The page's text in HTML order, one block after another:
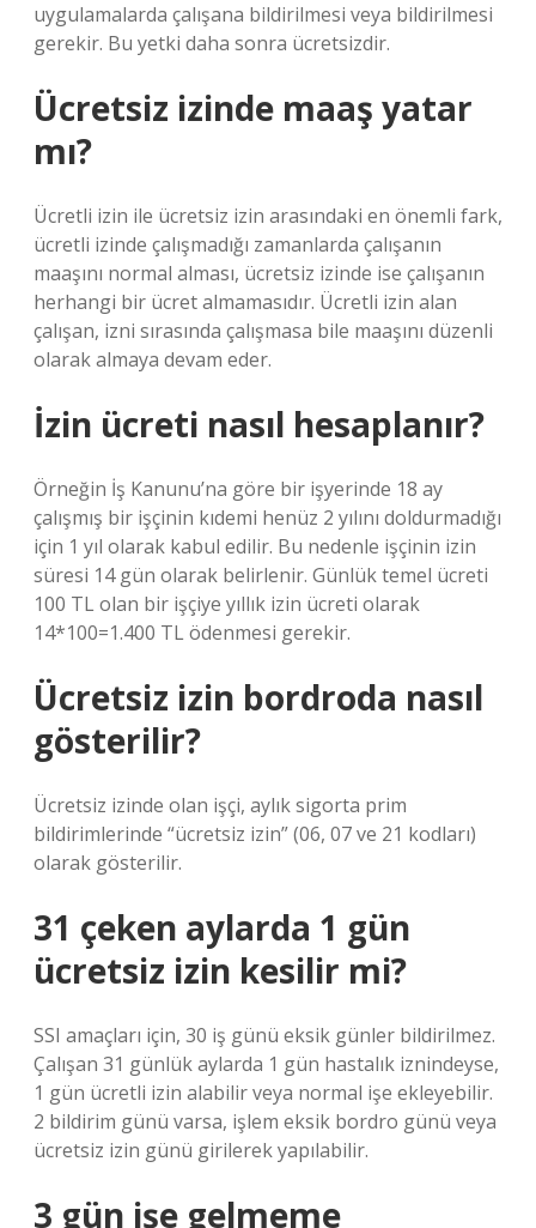
uygulamalarda çalışana bildirilmesi veya bildirilmesi
gerekir. Bu yetki daha sonra ücretsizdir.
Ücretsiz izinde maaş yatar
mı?
Ücretli izin ile ücretsiz izin arasındaki en önemli fark,
ücretli izinde çalışmadığı zamanlarda çalışanın
maaşını normal alması, ücretsiz izinde ise çalışanın
herhangi bir ücret almamasıdır. Ücretli izin alan
çalışan, izni sırasında çalışmasa bile maaşını düzenli
olarak almaya devam eder.
İzin ücreti nasıl hesaplanır?
Örneğin İş Kanunu’na göre bir işyerinde 18 ay
çalışmış bir işçinin kıdemi henüz 2 yılını doldurmadığı
için 1 yıl olarak kabul edilir. Bu nedenle işçinin izin
süresi 14 gün olarak belirlenir. Günlük temel ücreti
100 TL olan bir işçiye yıllık izin ücreti olarak
14*100=1.400 TL ödenmesi gerekir.
Ücretsiz izin bordroda nasıl
gösterilir?
Ücretsiz izinde olan işçi, aylık sigorta prim
bildirimlerinde “ücretsiz izin” (06, 07 ve 21 kodları)
olarak gösterilir.
31 çeken aylarda 1 gün
ücretsiz izin kesilir mi?
SSI amaçları için, 30 iş günü eksik günler bildirilmez.
Çalışan 31 günlük aylarda 1 gün hastalık iznindeyse,
1 gün ücretli izin alabilir veya normal işe ekleyebilir.
2 bildirim günü varsa, işlem eksik bordro günü veya
ücretsiz izin günü girilerek yapılabilir.
3 gün işe gelmeme